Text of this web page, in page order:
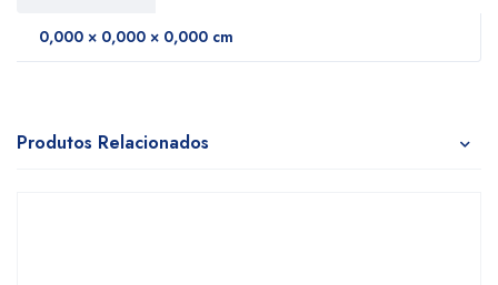
0,000 × 0,000 × 0,000 cm
Produtos Relacionados